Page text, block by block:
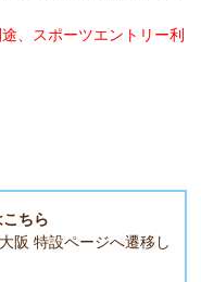
、スポーツエントリー利
ちら
阪 特設ページへ遷移し